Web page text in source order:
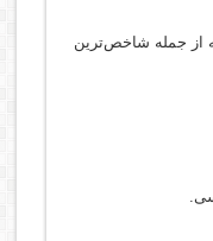
از جمله شاخص‌ترین